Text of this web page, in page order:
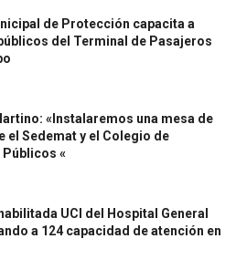
de Protección capacita a
del Terminal de Pasajeros
«Instalaremos una mesa de
el Sedemat y el Colegio de
«
UCI del Hospital General
a 124 capacidad de atención en